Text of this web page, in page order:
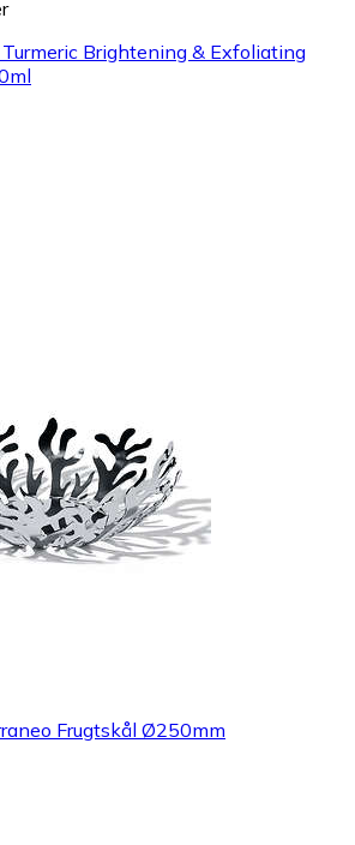
Turmeric Brightening & Exfoliating
Frugtskål Ø250mm